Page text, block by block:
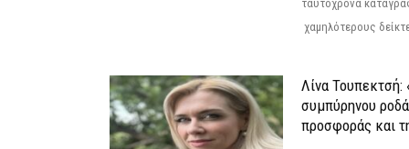
ταυτόχρονα
χαμηλότερους
Λίνα Τουπεκτσή:
συμπύρηνου
προσφοράς και